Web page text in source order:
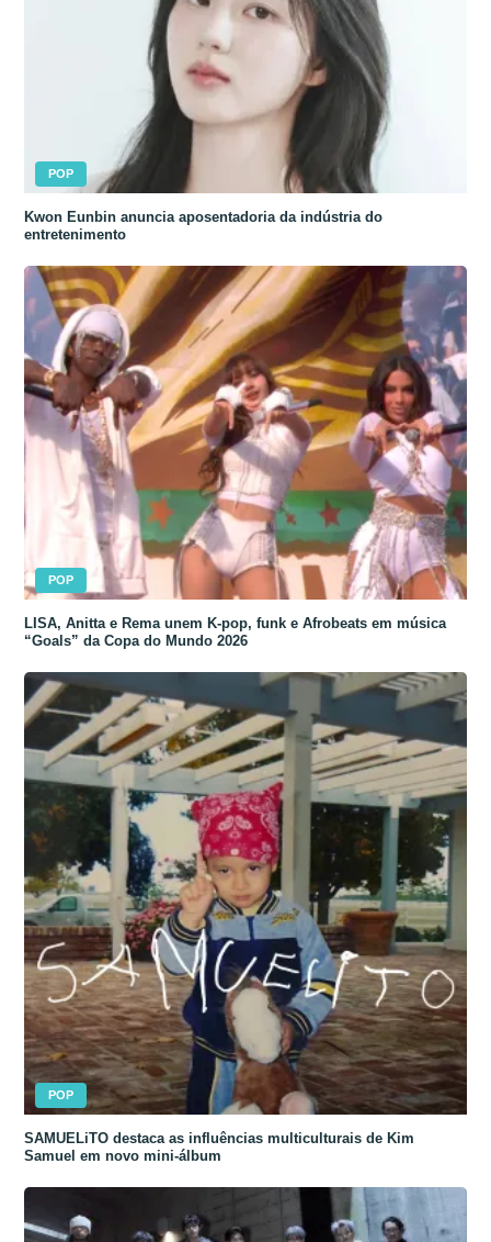
POP
Kwon Eunbin anuncia aposentadoria da indústria do
entretenimento
POP
LISA, Anitta e Rema unem K-pop, funk e Afrobeats em música
“Goals” da Copa do Mundo 2026
POP
SAMUELiTO destaca as influências multiculturais de Kim
Samuel em novo mini-álbum